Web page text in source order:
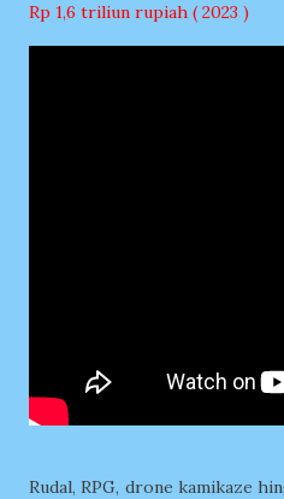
Rp 1,6 triliun rupiah ( 2023 )
Rudal, RPG, drone kamikaze